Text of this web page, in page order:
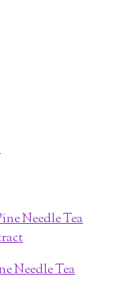
Needle Tea
Needle Tea